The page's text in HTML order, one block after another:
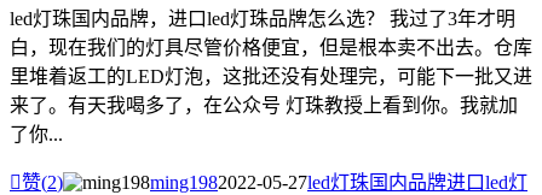
led灯珠国内品牌，进口led灯珠品牌怎么选？ 我过了3年才明
白，现在我们的灯具尽管价格便宜，但是根本卖不出去。仓库
里堆着返工的LED灯泡，这批还没有处理完，可能下一批又进
来了。有天我喝多了，在公众号 灯珠教授上看到你。我就加
了你...
赞(2) ming1982022-05-27led灯珠国内品牌进口led灯